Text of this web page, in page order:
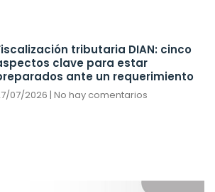
tributaria DIAN: cinco
clave para estar
ante un requerimiento
07/2026 No hay comentarios